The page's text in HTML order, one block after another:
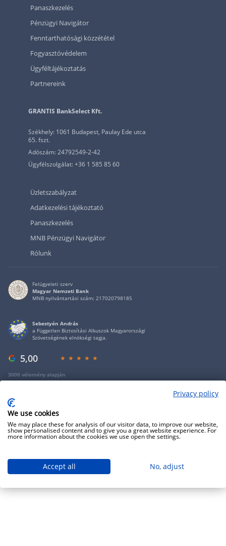
Panaszkezelés
Pénzügyi Navigátor
Fenntarthatósági közzététel
Fogyasztóvédelem
Ügyféltájékoztatás
Partnereink
GRANTIS BankSelect Kft.
Székhely: 1061 Budapest, Paulay Ede utca
65. fszt.
Adószám: 24792549-2-42
Ügyfélszolgálat: +36 1 585 85 60
Üzletszabályzat
Adatkezelési tájékoztató
Panaszkezelés
MNB Pénzügyi Navigátor
Rólunk
Felügyeleti szerv
Magyar Nemzeti Bank
MNB nyilvántartási szám: 217020798185
Sebestyén András
a Független Biztosítási Alkuszok Magyarországi
Szövetségének elnökségi tagja.
5,00
3000 vélemény alapján
Copyright 2009 - 2026 - Minden jog fenntartva - GRANTIS Hungary Zrt
Privacy policy
We use cookies
We may place these for analysis of our visitor data, to improve our website,
show personalised content and to give you a great website experience. For
more information about the cookies we use open the settings.
Accept all No, adjust